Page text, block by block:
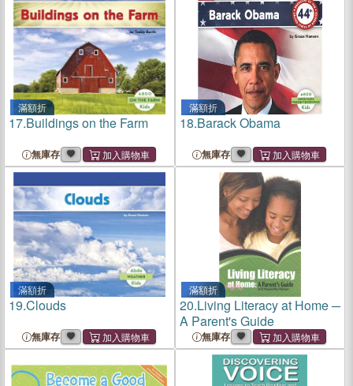
滿額折
17.Buildings on the Farm
無庫存
滿額折
18.Barack Obama
無庫存
滿額折
19.Clouds
無庫存
滿額折
20.Living Literacy at Home ─
A Parent's Guide
無庫存